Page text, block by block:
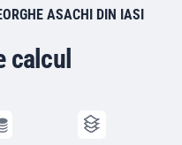
ASACHI DIN IASI
calcul